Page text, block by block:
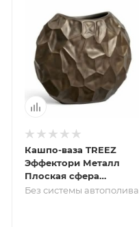
Кашпо-ваза TREEZ
Эффектори Металл
Плоская сфера
Дизайн Крампл
Без системы автополива